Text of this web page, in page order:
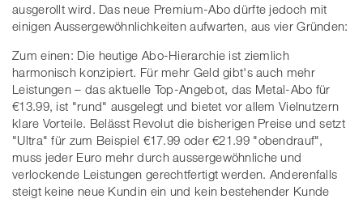
ausgerollt wird. Das neue Premium-Abo dürfte jedoch mit
einigen Aussergewöhnlichkeiten aufwarten, aus vier Gründen:
Zum einen: Die heutige Abo-Hierarchie ist ziemlich
harmonisch konzipiert. Für mehr Geld gibt's auch mehr
Leistungen – das aktuelle Top-Angebot, das Metal-Abo für
€13.99, ist "rund" ausgelegt und bietet vor allem Vielnutzern
klare Vorteile. Belässt Revolut die bisherigen Preise und setzt
"Ultra" für zum Beispiel €17.99 oder €21.99 "obendrauf",
muss jeder Euro mehr durch aussergewöhnliche und
verlockende Leistungen gerechtfertigt werden. Anderenfalls
steigt keine neue Kundin ein und kein bestehender Kunde